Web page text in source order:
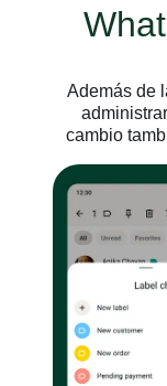
Además de
cambio